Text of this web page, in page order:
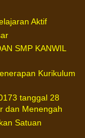
Aktif
SMP KANWIL
Kurikulum
tanggal 28
dan Menengah
Satuan